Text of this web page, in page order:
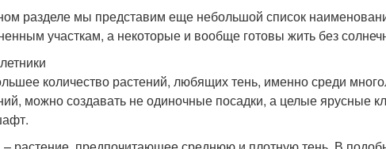
разделе мы представим еще небольшой список
участкам, а некоторые и вообще готовы жить без
количество растений, любящих тень, именно среди
можно создавать не одиночные посадки, а целые ярусные